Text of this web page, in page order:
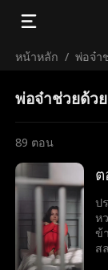
หน้าหลัก / พ่อจ๋า
พ่อจ๋าช่วยด้ว
89 ตอน
ป
ห
ข้
ส